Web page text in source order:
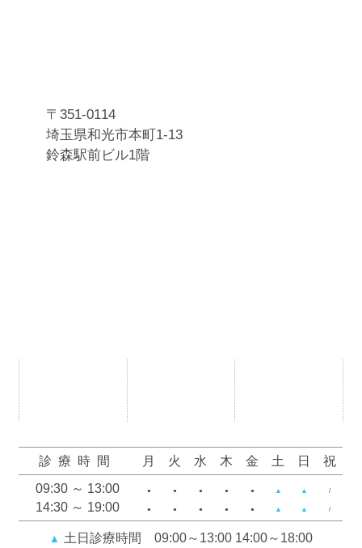
〒351-0114
埼玉県和光市本町1-13
鈴森駅前ビル1階
診療時間 月 火 水 木 金 土 日
祝
09:30 ～ 13:00
● ● ● ● ● ▲ ▲ /
14:30 ～ 19:00 ● ● ● ● ● ▲ ▲ /
▲ 土日診療時間 09:00～13:00 14:00～18:00